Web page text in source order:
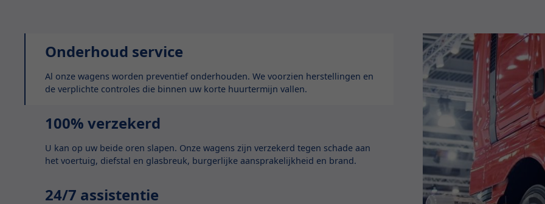
Onderhoud service
Al onze wagens worden preventief onderhouden. We voorzien herstellingen en
de verplichte controles die binnen uw korte huurtermijn vallen.
100% verzekerd
U kan op uw beide oren slapen. Onze wagens zijn verzekerd tegen schade aan
het voertuig, diefstal en glasbreuk, burgerlijke aansprakelijkheid en brand.
24/7 assistentie